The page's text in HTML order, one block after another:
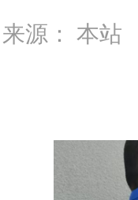
源： 本